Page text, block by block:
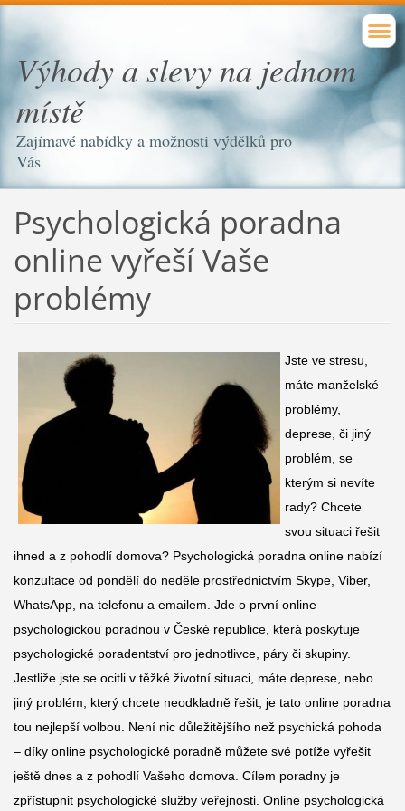
Výhody a slevy na jednom
místě
Zajímavé nabídky a možnosti výdělků pro
Vás
Psychologická poradna
online vyřeší Vaše
problémy
Jste ve stresu,
máte manželské
problémy,
deprese, či jiný
problém, se
kterým si nevíte
rady? Chcete
svou situaci řešit
ihned a z pohodlí domova? Psychologická poradna online nabízí
konzultace od pondělí do neděle prostřednictvím Skype, Viber,
WhatsApp, na telefonu a emailem. Jde o první online
psychologickou poradnou v České republice, která poskytuje
psychologické poradentství pro jednotlivce, páry či skupiny.
Jestliže jste se ocitli v těžké životní situaci, máte deprese, nebo
jiný problém, který chcete neodkladně řešit, je tato online poradna
tou nejlepší volbou. Není nic důležitějšího než psychická pohoda
– díky online psychologické poradně můžete své potíže vyřešit
ještě dnes a z pohodlí Vašeho domova. Cílem poradny je
zpřístupnit psychologické služby veřejnosti. Online psychologická